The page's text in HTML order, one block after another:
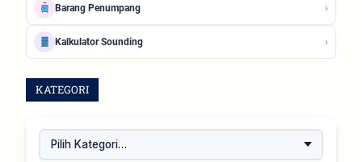
Barang Penumpang ›
Kalkulator Sounding ›
KATEGORI